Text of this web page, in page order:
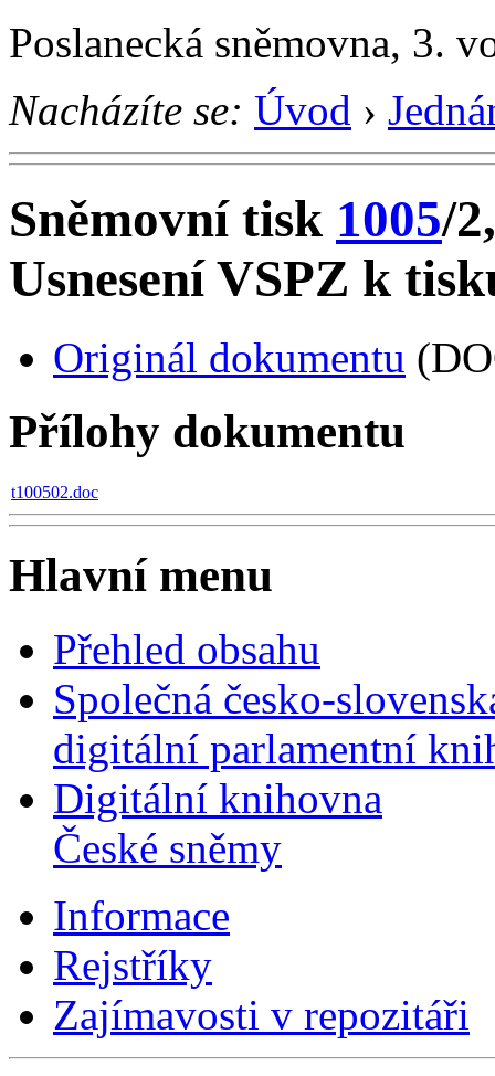
Poslanecká sněmovna, 3.
Nacházíte se: Úvod ›
Sněmovní tisk 1005/
Usnesení VSPZ k
Originál dokumentu
Přílohy dokumentu
t100502.doc
Hlavní menu
Přehled obsahu
Společná česko-
digitální parlamentní
Digitální knihovna
České sněmy
Informace
Rejstříky
Zajímavosti v repozitáři